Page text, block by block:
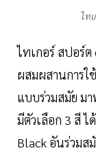
ไท
ไทเกอร์ สปอร์
ผสมผสานการใ
แบบร่วมสมัย ม
มีตัวเลือก 3 สี
Black อันร่วมส